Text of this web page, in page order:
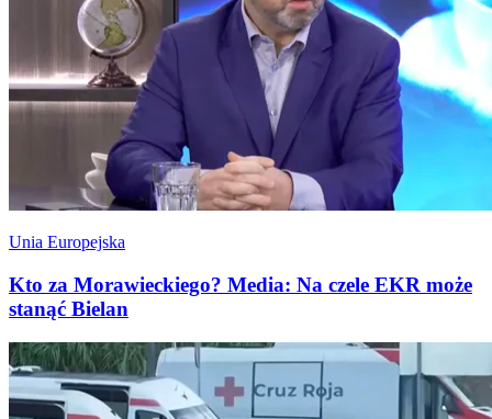
Unia Europejska
Kto za Morawieckiego? Media: Na czele EKR może
stanąć Bielan